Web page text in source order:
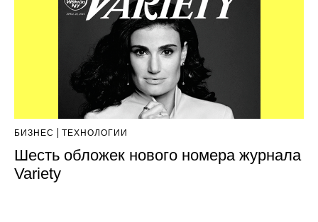
БИЗНЕС ТЕХНОЛОГИИ
Шесть обложек нового номера журнала
Variety